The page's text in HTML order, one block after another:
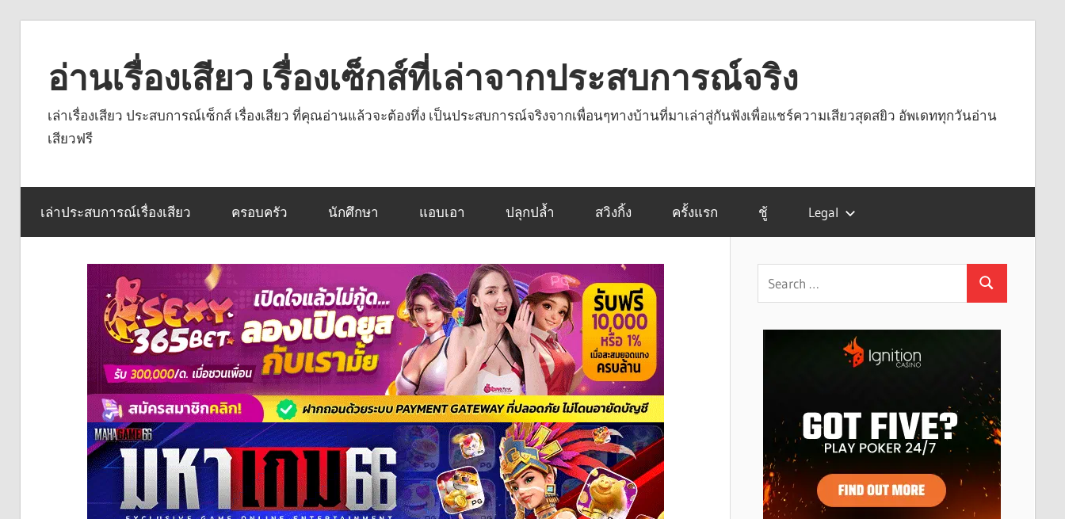
contentอ่านเรื่องเสียว เรื่องเซ็กส์ที่เล่าจากประสบการณ์จริง
เล่าเรื่องเสียว ประสบการณ์เซ็กส์ เรื่องเสียว ที่คุณอ่านแล้วจะต้องทึ่ง เป็นประสบการณ์จริงจากเพื่อนๆทางบ้านที่มาเล่าสู่กันฟังเพื่อแชร์ความเสียวสุดสยิว อัพเดททุกวันอ่าน
เสียวฟรี
เล่าประสบการณ์เรื่องเสียว ครอบครัว นักศึกษา แอบเอา ปลุกปล้ำ สวิงกิ้ง ครั้งแรก ชู้ Legal